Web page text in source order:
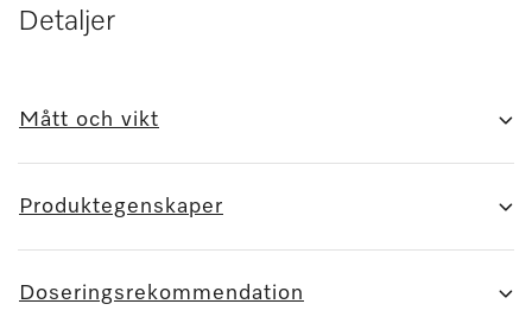
Detaljer
Mått och vikt
Produktegenskaper
Doseringsrekommendation